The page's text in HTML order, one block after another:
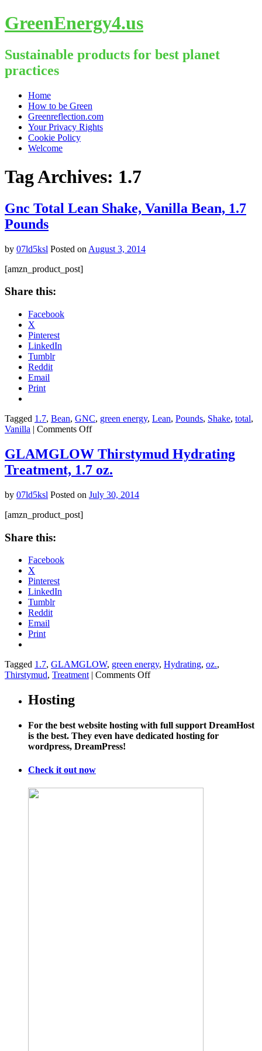
GreenEnergy4.us
Sustainable products for best planet
practices
Skip
content
Home
How to be Green
Greenreflection.com
Your Privacy Rights
Cookie Policy
Welcome
Tag Archives: 1.7
Gnc Total Lean Shake, Vanilla Bean, 1.7
Pounds
by 07ld5ksl Posted on August 3, 2014
[amzn_product_post]
Share this:
Facebook
X
Pinterest
LinkedIn
Tumblr
Reddit
Email
Print
Tagged 1.7, Bean, GNC, green energy, Lean, Pounds, Shake, total,
Vanilla | Comments Offon
Total
Lean
Shake,
Bean,
1.7
GLAMGLOW Thirstymud Hydrating
Treatment, 1.7 oz.
by 07ld5ksl Posted on July 30, 2014
[amzn_product_post]
Share this:
Facebook
X
Pinterest
LinkedIn
Tumblr
Reddit
Email
Print
Tagged 1.7, GLAMGLOW, green energy, Hydrating, oz.,
Thirstymud, Treatment | Comments Offon
1.7
oz.
Hosting
For the best website hosting with full support DreamHost
is the best. They even have dedicated hosting for
wordpress, DreamPress!
Check it out now